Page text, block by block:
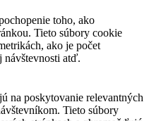
toho, ako
Tieto súbory cookie
ako je počet
návštevnosti atď.
na poskytovanie relevantných
Tieto súbory